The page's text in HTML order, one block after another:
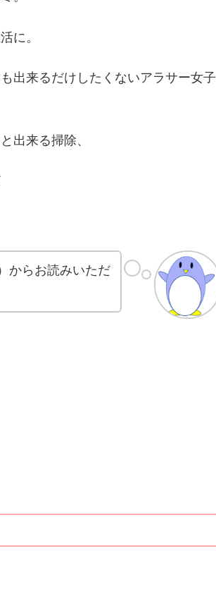
に。
出来るだけしたくないアラサー女子
出来る掃除、
からお読みいただ